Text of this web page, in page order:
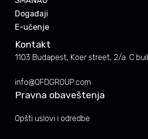
Događaji
E-učenje
Kontakt
1103 Budapest, Koer street, 2/a. C
info@QFDGROUP.com
Pravna obaveštenja
Opšti uslovi i odredbe